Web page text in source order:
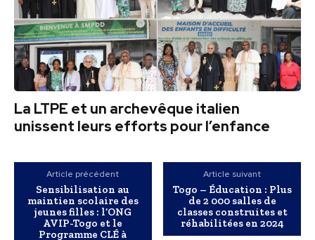
La LTPE et un archevêque italien
unissent leurs efforts pour l’enfance
Article précédent
Sensibilisation au
maintien scolaire des
jeunes filles : l’ONG
AVIP-Togo et le
Programme CLÉ à
Article suivant
Togo – Éducation : Plus
de 2 000 salles de
classes construites et
réhabilitées en 2024